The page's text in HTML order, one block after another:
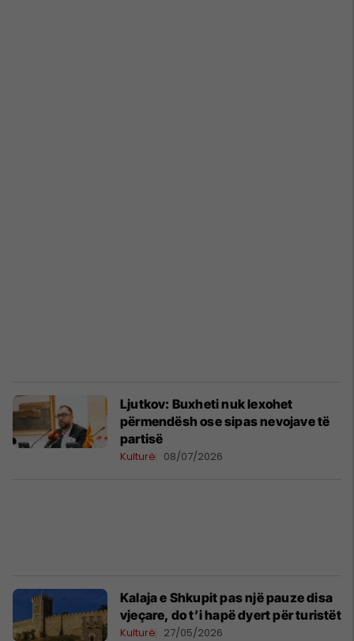
Ljutkov: Buxheti nuk lexohet
përmendësh ose sipas nevojave të
partisë
Kulturë 08/07/2026
Kalaja e Shkupit pas një pauze disa
vjeçare, do t’i hapë dyert për turistët
Kulturë 27/05/2026